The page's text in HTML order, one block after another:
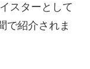
スターとして
で紹介されま